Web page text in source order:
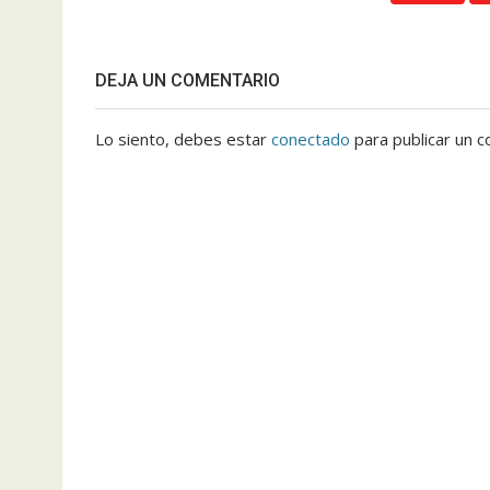
DEJA UN COMENTARIO
Lo siento, debes estar conectado para publicar un